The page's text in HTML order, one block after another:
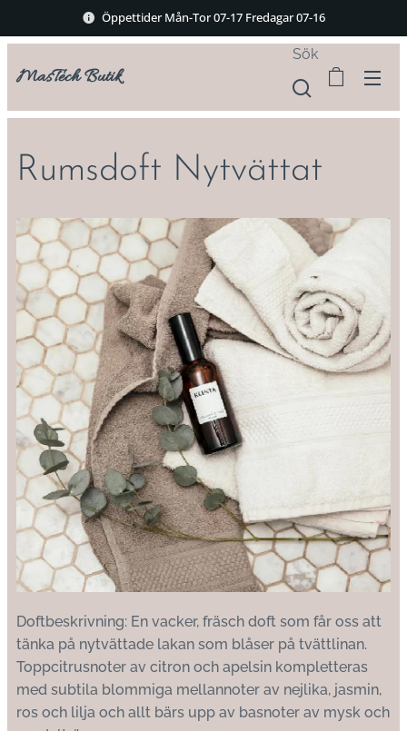
Öppettider Mån-Tor 07-17 Fredagar 07-16
MasTech Butik
Sök
Rumsdoft Nytvättat
Doftbeskrivning: En vacker, fräsch doft som får oss att
tänka på nytvättade lakan som blåser på tvättlinan.
Toppcitrusnoter av citron och apelsin kompletteras
med subtila blommiga mellannoter av nejlika, jasmin,
ros och lilja och allt bärs upp av basnoter av mysk och